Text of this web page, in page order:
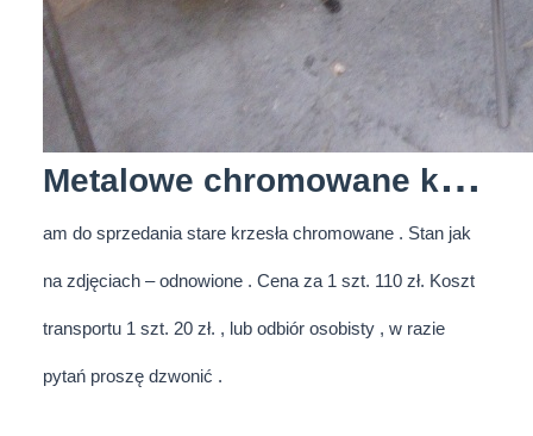
M
etalowe chromowane krzesła PRL industrialne odnowione
am do sprzedania stare krzesła chromowane . Stan jak
na zdjęciach – odnowione . Cena za 1 szt. 110 zł. Koszt
transportu 1 szt. 20 zł. , lub odbiór osobisty , w razie
pytań proszę dzwonić .